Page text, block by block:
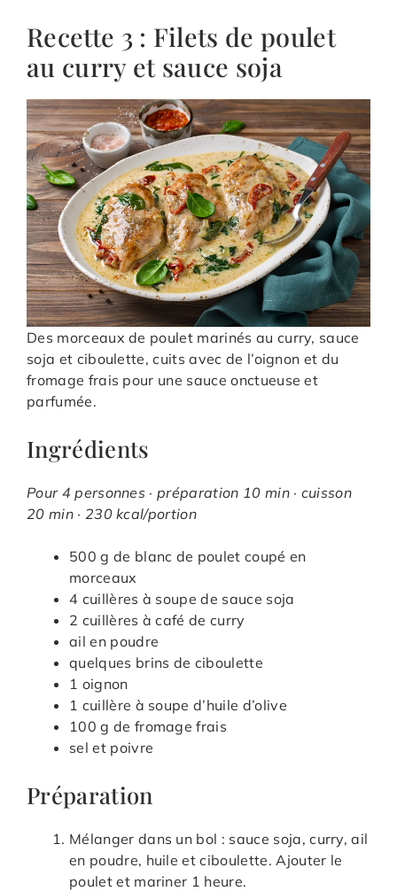
Recette 3 : Filets de poulet
au curry et sauce soja
Des morceaux de poulet marinés au curry, sauce
soja et ciboulette, cuits avec de l’oignon et du
fromage frais pour une sauce onctueuse et
parfumée.
Ingrédients
Pour 4 personnes · préparation 10 min · cuisson
20 min · 230 kcal/portion
500 g de blanc de poulet coupé en
morceaux
4 cuillères à soupe de sauce soja
2 cuillères à café de curry
ail en poudre
quelques brins de ciboulette
1 oignon
1 cuillère à soupe d’huile d’olive
100 g de fromage frais
sel et poivre
Préparation
Mélanger dans un bol : sauce soja, curry, ail
en poudre, huile et ciboulette. Ajouter le
poulet et mariner 1 heure.